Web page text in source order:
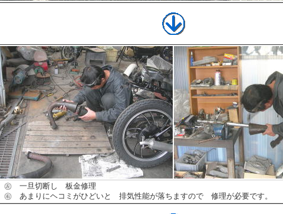
㊧ 一旦切断し 板金修理
㊨ あまりにヘコミがひどいと 排気性能が落ちますので 修理が必要です。